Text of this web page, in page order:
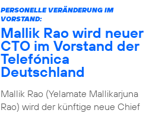
PERSONELLE VERÄNDERUNG IM
VORSTAND:
Mallik Rao wird neuer
CTO im Vorstand der
Telefónica
Deutschland
Mallik Rao (Yelamate Mallikarjuna
Rao) wird der künftige neue Chief